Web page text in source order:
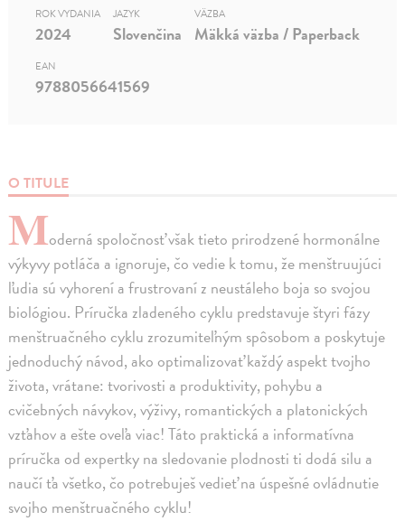
O TITULE
Moderná spoločnosť však tieto prirodzené hormonálne
výkyvy potláča a ignoruje, čo vedie k tomu, že menštruujúci
ľudia sú vyhorení a frustrovaní z neustáleho boja so svojou
biológiou. Príručka zladeného cyklu predstavuje štyri fázy
menštruačného cyklu zrozumiteľným spôsobom a poskytuje
jednoduchý návod, ako optimalizovať každý aspekt tvojho
života, vrátane: tvorivosti a produktivity, pohybu a
cvičebných návykov, výživy, romantických a platonických
vzťahov a ešte oveľa viac! Táto praktická a informatívna
príručka od expertky na sledovanie plodnosti ti dodá silu a
naučí ťa všetko, čo potrebuješ vedieť na úspešné ovládnutie
svojho menštruačného cyklu!
ROK VYDANIA
2024
JAZYK
Slovenčina
VÄZBA
Mäkká väzba / Paperback
EAN
9788056641569